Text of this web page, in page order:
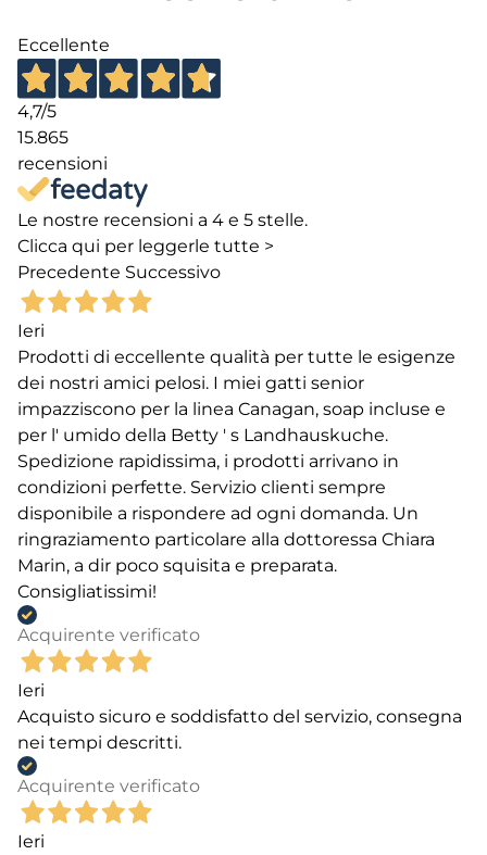
Eccellente
4,7/5
15.865
recensioni
Le nostre recensioni a 4 e 5 stelle.
Clicca qui per leggerle tutte >
Precedente Successivo
Ieri
Prodotti di eccellente qualità per tutte le esigenze
dei nostri amici pelosi. I miei gatti senior
impazziscono per la linea Canagan, soap incluse e
per l' umido della Betty ' s Landhauskuche.
Spedizione rapidissima, i prodotti arrivano in
condizioni perfette. Servizio clienti sempre
disponibile a rispondere ad ogni domanda. Un
ringraziamento particolare alla dottoressa Chiara
Marin, a dir poco squisita e preparata.
Consigliatissimi!
Acquirente verificato
Ieri
Acquisto sicuro e soddisfatto del servizio, consegna
nei tempi descritti.
Acquirente verificato
Ieri